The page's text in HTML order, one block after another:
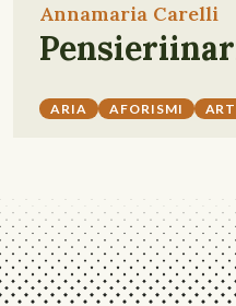
Annamaria Carelli
ARIA AFORISMI